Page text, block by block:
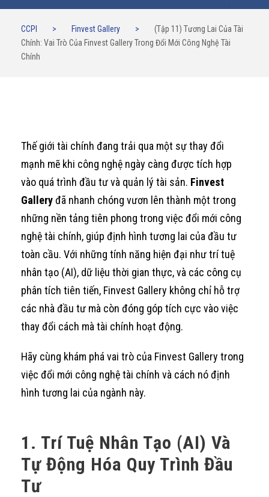
CCPI > Finvest Gallery >
(Tập 11) Tương Lai Của Tài
Chính: Vai Trò Của Finvest Gallery Trong Đổi Mới Công Nghệ Tài
Chính
Thế giới tài chính đang trải qua một sự thay đổi
mạnh mẽ khi công nghệ ngày càng được tích hợp
vào quá trình đầu tư và quản lý tài sản. Finvest
Galleryđã nhanh chóng vươn lên thành một trong
những nền tảng tiên phong trong việc đổi mới công
nghệ tài chính, giúp định hình tương lai của đầu tư
toàn cầu. Với những tính năng hiện đại như trí tuệ
nhân tạo (AI), dữ liệu thời gian thực, và các công cụ
phân tích tiên tiến, Finvest Gallery không chỉ hỗ trợ
các nhà đầu tư mà còn đóng góp tích cực vào việc
thay đổi cách mà tài chính hoạt động.
Hãy cùng khám phá vai trò của Finvest Gallery trong
việc đổi mới công nghệ tài chính và cách nó định
hình tương lai của ngành này.
1. Trí Tuệ Nhân Tạo (AI) Và
Tự Động Hóa Quy Trình Đầu
Tư